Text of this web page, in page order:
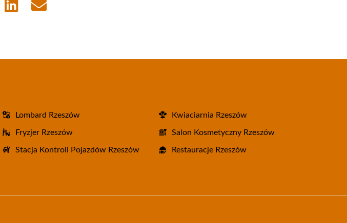
Share
Share
Lombard Rzeszów Kwiaciarnia Rzeszów
Fryzjer Rzeszów Salon Kosmetyczny Rzeszów
Stacja Kontroli Pojazdów Rzeszów Restauracje Rzeszów